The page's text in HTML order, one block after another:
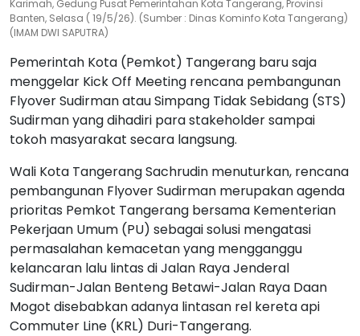
Karimah, Gedung Pusat Pemerintahan Kota Tangerang, Provinsi
Banten, Selasa ( 19/5/26). (Sumber : Dinas Kominfo Kota Tangerang)
(IMAM DWI SAPUTRA)
Pemerintah Kota (Pemkot) Tangerang baru saja
menggelar Kick Off Meeting rencana pembangunan
Flyover Sudirman atau Simpang Tidak Sebidang (STS)
Sudirman yang dihadiri para stakeholder sampai
tokoh masyarakat secara langsung.
Wali Kota Tangerang Sachrudin menuturkan, rencana
pembangunan Flyover Sudirman merupakan agenda
prioritas Pemkot Tangerang bersama Kementerian
Pekerjaan Umum (PU) sebagai solusi mengatasi
permasalahan kemacetan yang mengganggu
kelancaran lalu lintas di Jalan Raya Jenderal
Sudirman-Jalan Benteng Betawi-Jalan Raya Daan
Mogot disebabkan adanya lintasan rel kereta api
Commuter Line (KRL) Duri-Tangerang.